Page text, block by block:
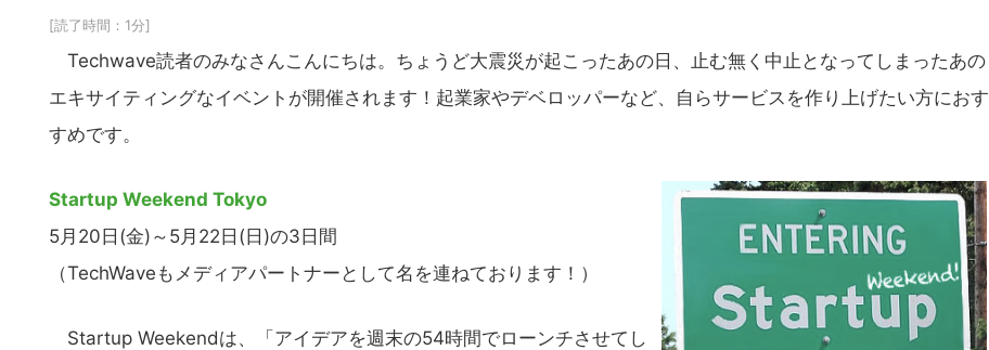
[読了時間：1分]
Techwave読者のみなさんこんにちは。ちょうど大震災が起こったあの日、止む無く中止となってしまったあの
エキサイティングなイベントが開催されます！起業家やデベロッパーなど、自らサービスを作り上げたい方におす
すめです。
Startup Weekend Tokyo
5月20日(金)～5月22日(日)の3日間
（TechWaveもメディアパートナーとして名を連ねております！）
Startup Weekendは、「アイデアを週末の54時間でローンチさせてし